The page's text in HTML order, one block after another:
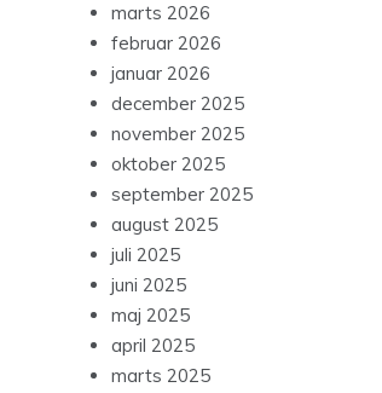
marts 2026
februar 2026
januar 2026
december 2025
november 2025
oktober 2025
september 2025
august 2025
juli 2025
juni 2025
maj 2025
april 2025
marts 2025